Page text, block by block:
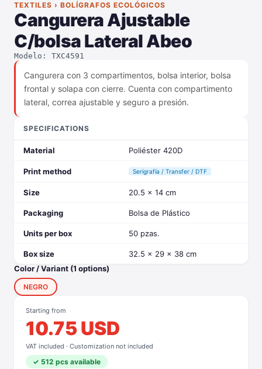
TEXTILES › BOLÍGRAFOS ECOLÓGICOS
Cangurera Ajustable
C/bolsa Lateral Abeo
Modelo: TXC4591
Cangurera con 3 compartimentos, bolsa interior, bolsa
frontal y solapa con cierre. Cuenta con compartimento
lateral, correa ajustable y seguro a presión.
SPECIFICATIONS
Material Poliéster 420D
Print method Serigrafía / Transfer / DTF
Size 20.5 x 14 cm
Packaging Bolsa de Plástico
Units per box 50 pzas.
Box size
32.5 x 29 x 38 cm
Color / Variant (1 options)
NEGRO
Starting from
10.75 USD
VAT included · Customization not included
✓ 512 pcs available